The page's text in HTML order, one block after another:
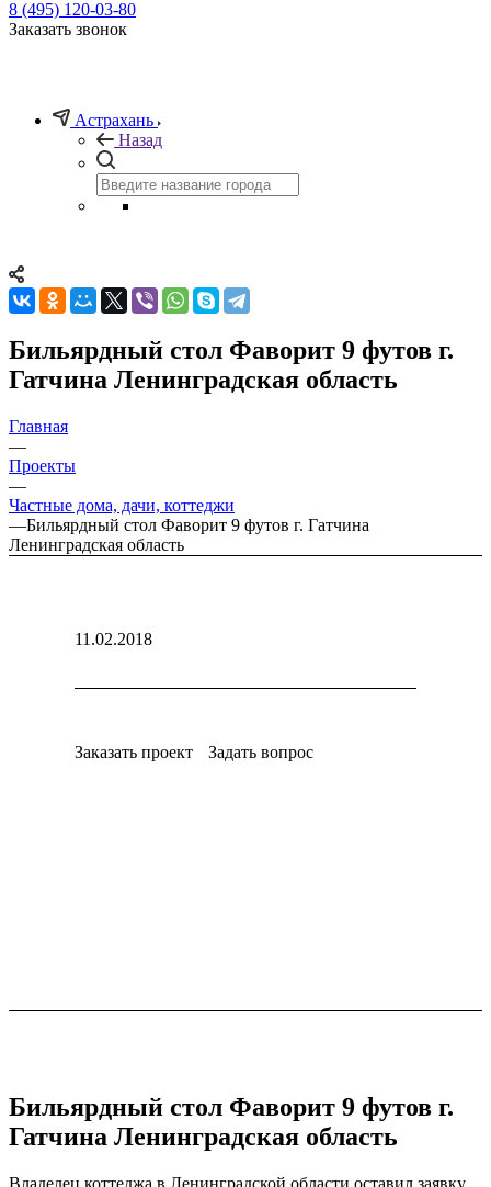
8 (495) 120-03-80
Заказать звонок
Астрахань
Назад
Бильярдный стол Фаворит 9 футов г.
Гатчина Ленинградская область
Главная
—
Проекты
—
Частные дома, дачи, коттеджи
—Бильярдный стол Фаворит 9 футов г. Гатчина
Ленинградская область
11.02.2018
Заказать проект Задать вопрос
Бильярдный стол Фаворит 9 футов г.
Гатчина Ленинградская область